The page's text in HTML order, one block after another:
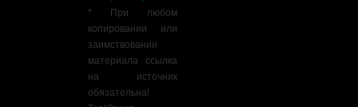
* При любом
копировании или
заимствовании
материала ссылка
на источник
обязательна!